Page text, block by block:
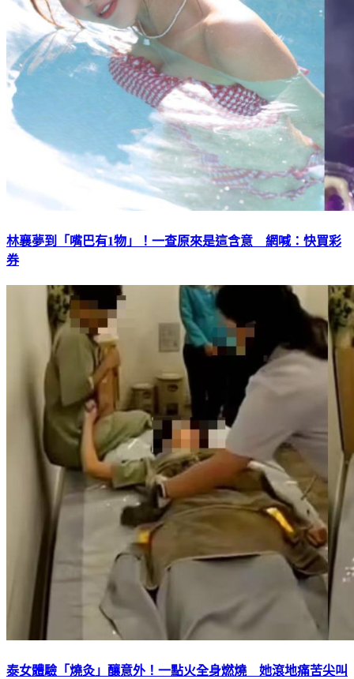
林襄夢到「嘴巴有1物」！一查原來是這含意 網喊：快買彩
券
泰女體驗「燒灸」釀意外！一點火全身燃燒 她滾地痛苦尖叫